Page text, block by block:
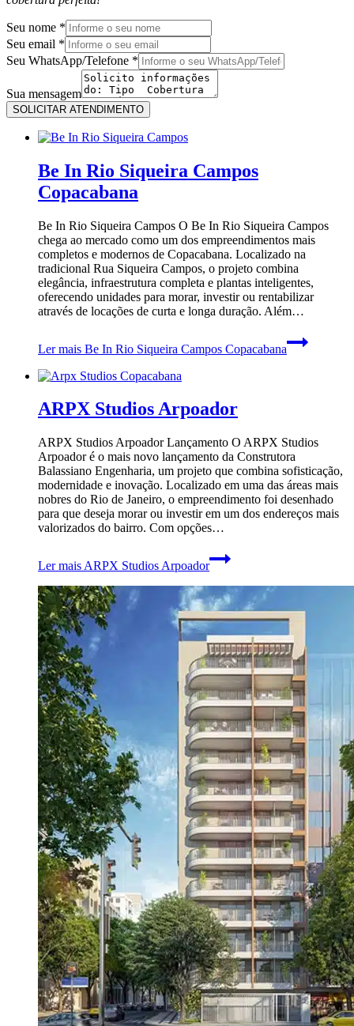
Seu nome *
Sua
email
Seu email *
Seu WhatsApp/Telefone *
Sua mensagem
SOLICITAR ATENDIMENTO
Be In Rio Siqueira Campos
Copacabana
Be In Rio Siqueira Campos O Be In Rio Siqueira Campos
chega ao mercado como um dos empreendimentos mais
completos e modernos de Copacabana. Localizado na
tradicional Rua Siqueira Campos, o projeto combina
elegância, infraestrutura completa e plantas inteligentes,
oferecendo unidades para morar, investir ou rentabilizar
através de locações de curta e longa duração. Além…
Ler mais Be In Rio Siqueira Campos Copacabana
ARPX Studios Arpoador
ARPX Studios Arpoador Lançamento O ARPX Studios
Arpoador é o mais novo lançamento da Construtora
Balassiano Engenharia, um projeto que combina sofisticação,
modernidade e inovação. Localizado em uma das áreas mais
nobres do Rio de Janeiro, o empreendimento foi desenhado
para que deseja morar ou investir em um dos endereços mais
valorizados do bairro. Com opções…
Ler mais ARPX Studios Arpoador